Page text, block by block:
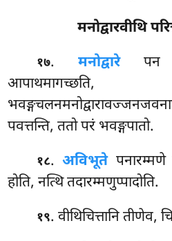
मनोद्वारवीथि
१७. मनोद्वारेपन
पवत्तन्ति, ततो परं भवङ्गपातो.
१८.अविभूतेपनारम्मणे
होति, नत्थि तदारम्मणुप्पादोति.
१९. वीथिचित्तानि तीणेव,